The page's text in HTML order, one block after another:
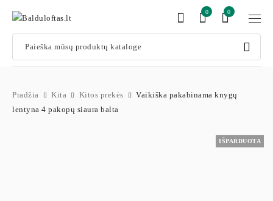
0
0
Pradžia Kita Kitos prekės
Vaikiška pakabinama knygų
lentyna 4 pakopų siaura balta
IŠPARDUOTA